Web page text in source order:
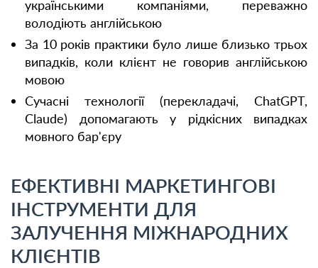
українськими компаніями, переважно
володіють англійською
За 10 років практики було лише близько трьох
випадків, коли клієнт не говорив англійською
мовою
Сучасні технології (перекладачі, ChatGPT,
Claude) допомагають у рідкісних випадках
мовного бар'єру
ЕФЕКТИВНІ МАРКЕТИНГОВІ
ІНСТРУМЕНТИ ДЛЯ
ЗАЛУЧЕННЯ МІЖНАРОДНИХ
КЛІЄНТІВ